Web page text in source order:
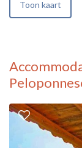
Toon kaart